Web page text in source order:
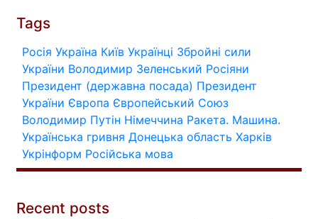
Tags
Росія Україна Київ Українці Збройні сили
України Володимир Зеленський Росіяни
Президент (державна посада) Президент
України Європа Європейський Союз
Володимир Путін Німеччина Ракета. Машина.
Українська гривня Донецька область Харків
Укрінформ Російська мова
Recent posts